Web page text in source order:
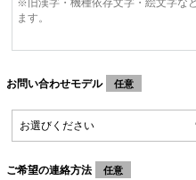
お問い合わせモデル 任意
ご希望の連絡方法 任意